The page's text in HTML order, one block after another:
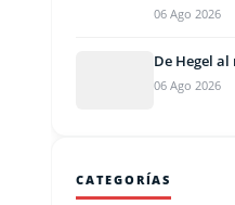
06 Ago 2026
De Hegel
06 Ago 2026
CATEGORÍAS